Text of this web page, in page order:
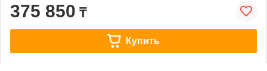
375 850 ₸
Купить